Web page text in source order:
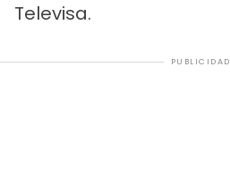
Televisa.
PUBLICIDAD